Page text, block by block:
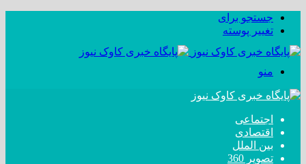
جستجو برای
تغییر پوسته
منو
اجتماعی
اقتصادی
بین الملل
تصویر 360